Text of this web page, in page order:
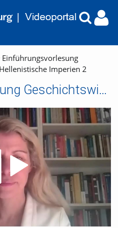
Einführungsvorlesung
Imperien 2
Einführungsvorlesung Geschichtswissenschaften Hellenistische Imperien 2